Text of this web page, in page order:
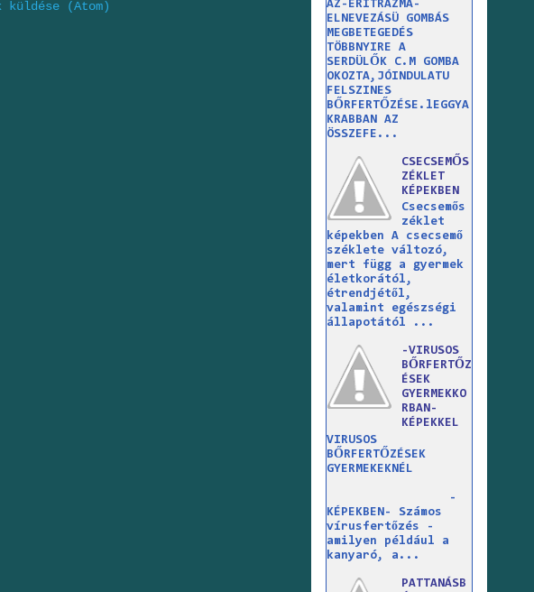
küldése (Atom)
AZ-ERITRAZMA-
ELNEVEZÁSÜ GOMBÁS
MEGBETEGEDÉS
TÖBBNYIRE A
SERDÜLŐK C.M GOMBA
OKOZTA,JÓINDULATU
FELSZINES
BŐRFERTŐZÉSE.lEGGYA
KRABBAN AZ
ÖSSZEFE...
CSECSEMŐS
ZÉKLET
KÉPEKBEN
Csecsemős
zéklet
képekben A csecsemő
széklete változó,
mert függ a gyermek
életkorától,
étrendjétől,
valamint egészségi
állapotától ...
-VIRUSOS
BŐRFERTŐZ
ÉSEK
GYERMEKKO
RBAN-
KÉPEKKEL
VIRUSOS
BŐRFERTŐZÉSEK
GYERMEKEKNÉL
-
KÉPEKBEN- Számos
vírusfertőzés -
amilyen például a
kanyaró, a...
PATTANÁSB